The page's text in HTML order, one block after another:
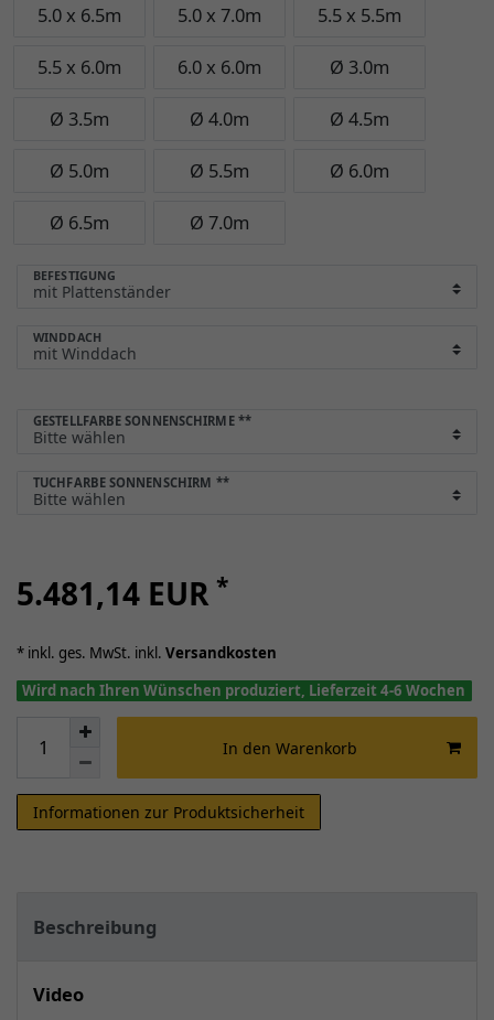
5.0 x 6.5m 5.0 x 7.0m 5.5 x 5.5m
5.5 x 6.0m 6.0 x 6.0m Ø 3.0m
Ø 3.5m Ø 4.0m Ø 4.5m
Ø 5.0m Ø 5.5m Ø 6.0m
Ø 6.5m Ø 7.0m
BEFESTIGUNG
WINDDACH
GESTELLFARBE SONNENSCHIRME **
TUCHFARBE SONNENSCHIRM **
5.481,14 EUR *
* inkl. ges. MwSt. inkl. Versandkosten
Wird nach Ihren Wünschen produziert, Lieferzeit 4-6 Wochen
In den Warenkorb
Informationen zur Produktsicherheit
Beschreibung
Video